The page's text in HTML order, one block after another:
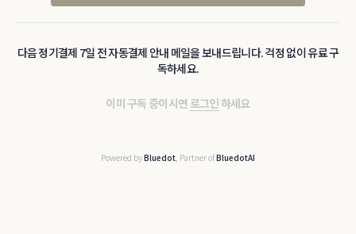
다음 정기결제 7일 전 자동결제 안내 메일을 보내드립니다. 걱정 없이 유료 구
독하세요.
이미 구독 중이시면 로그인 하세요
Powered byBluedot, Partner ofBluedotAI